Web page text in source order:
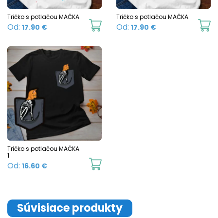
chosen
Tričko s potlačou MAČKA
Od: 17.90 €
This
has
multiple
variants.
The
options
may
be
on
page
Tričko s potlačou MAČKA
Od: 17.90 €
Tričko s potlačou MAČKA
1
Od: 16.60 €
This
multiple
Súvisiace produkty